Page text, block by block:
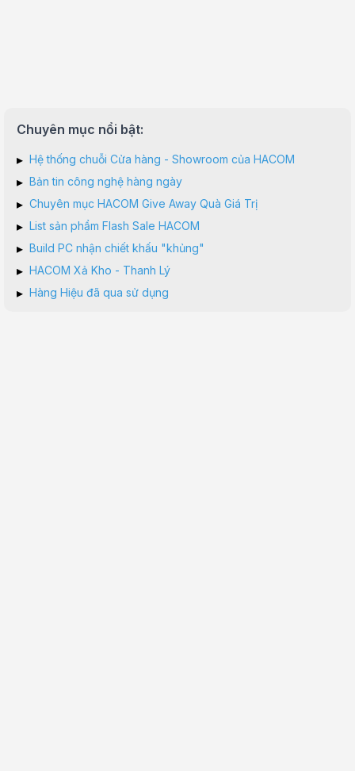
Chuyên mục nổi bật:
▸ Hệ thống chuỗi Cửa hàng - Showroom của HACOM
▸ Bản tin công nghệ hàng ngày
▸ Chuyên mục HACOM Give Away Quà Giá Trị
▸ List sản phẩm Flash Sale HACOM
▸ Build PC nhận chiết khấu "khủng"
▸ HACOM Xả Kho - Thanh Lý
▸ Hàng Hiệu đã qua sử dụng